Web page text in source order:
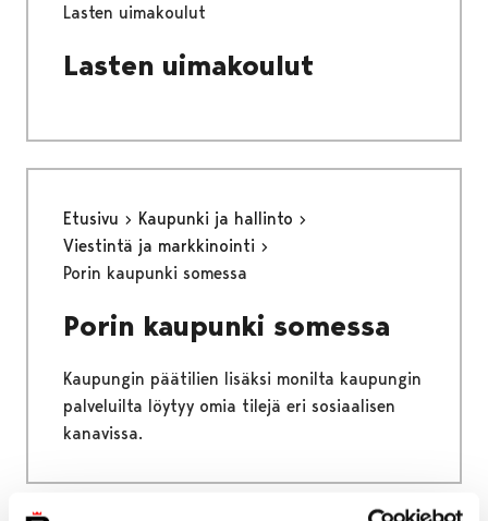
Lasten uimakoulut
Lasten uimakoulut
Etusivu
Kaupunki ja hallinto
Viestintä ja markkinointi
Porin kaupunki somessa
Porin kaupunki somessa
Kaupungin päätilien lisäksi monilta kaupungin
palveluilta löytyy omia tilejä eri sosiaalisen
kanavissa.